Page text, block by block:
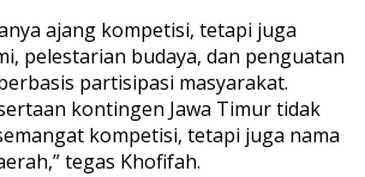
ajang kompetisi, tetapi juga
pelestarian budaya, dan penguatan
partisipasi masyarakat.
kontingen Jawa Timur tidak
kompetisi, tetapi juga nama
tegas Khofifah.